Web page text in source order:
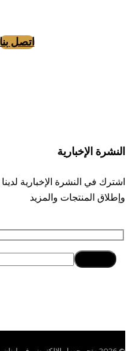
اتصل
النشرة الإخبارية
اشترك في النشرة الإخبارية
وإطلاق المنتجات والمزيد